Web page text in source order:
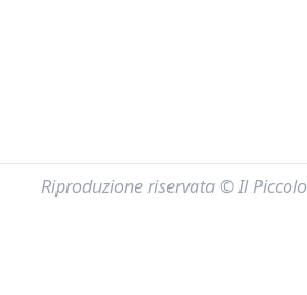
Riproduzione riservata © Il Piccolo